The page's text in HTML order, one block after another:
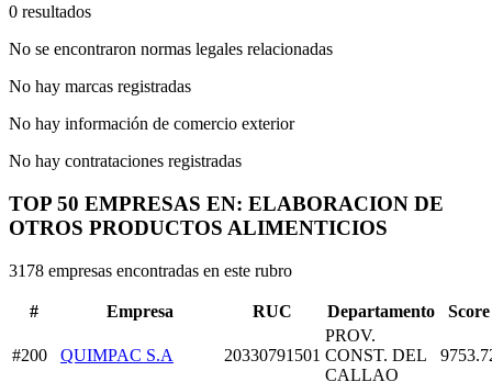
0 resultados
No se encontraron normas legales relacionadas
No hay marcas registradas
No hay información de comercio exterior
No hay contrataciones registradas
TOP 50 EMPRESAS EN: ELABORACION DE
OTROS PRODUCTOS ALIMENTICIOS
3178 empresas encontradas en este rubro
# Empresa RUC Departamento Score
#200 QUIMPAC S.A 20330791501
PROV.
CONST. DEL
CALLAO